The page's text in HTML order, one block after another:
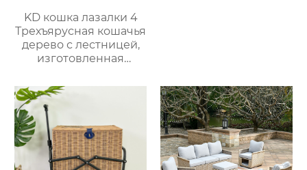
KD кошка лазалки 4
Трехъярусная кошачья
дерево с лестницей,
изготовленная